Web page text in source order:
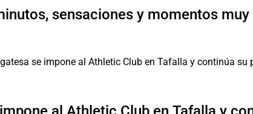
sensaciones y momentos